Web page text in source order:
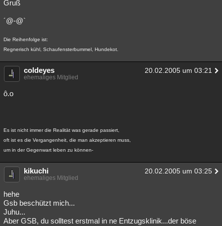
Gruß
´@-@`
Die Reihenfolge ist:
Regnerisch kühl, Schaufensterbummel, Hundekot.
coldeyes 20.02.2005 um 03:21
ehemaliges Mitglied
ô.o
Es ist nicht immer die Realität was gerade passiert,
oft ist es die Vergangenheit, die man akzeptieren muss,
um in der Gegenwart leben zu können-
kikuchi 20.02.2005 um 03:25
ehemaliges Mitglied
hehe
Gsb beschützt mich...
Juhu...
Aber GSB, du solltest erstmal in ne Entzugsklinik...der böse